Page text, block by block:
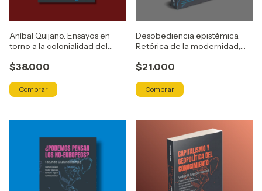
Aníbal Quijano. Ensayos en
torno a la colonialidad del
$38.000
Desobediencia epistémica.
Retórica de la modernidad,
gramática de la
$21.000